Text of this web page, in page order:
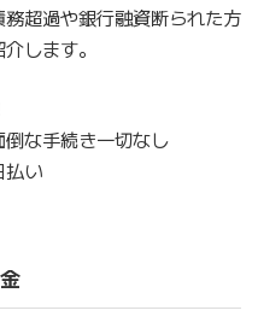
超過や銀行融資断られた方
します。
な手続き一切なし
払い